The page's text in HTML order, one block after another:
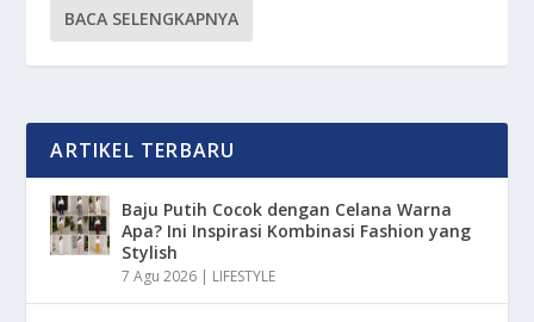
BACA SELENGKAPNYA
ARTIKEL TERBARU
Baju Putih Cocok dengan Celana Warna
Apa? Ini Inspirasi Kombinasi Fashion yang
Stylish
7 Agu 2026 | LIFESTYLE